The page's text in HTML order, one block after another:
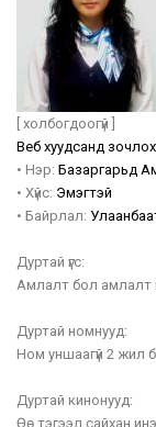
[ холбогдоогүй ]
Веб хуудсанд зочлох
• Нэр: Базаргарьд
• Хүйс: Эмэгтэй
• Байрлал:
Дуртай үгс:
Амлалт бол амлалт
Дуртай номнууд:
Ном уншаагүй 2 жил
Дуртай кинонууд:
Өө тэгээл сайхан